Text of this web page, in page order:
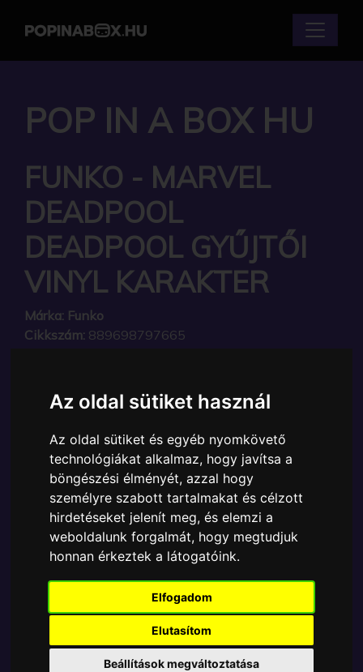
Az oldal sütiket használ
Az oldal sütiket és egyéb nyomkövető
technológiákat alkalmaz, hogy javítsa a
böngészési élményét, azzal hogy
személyre szabott tartalmakat és célzott
hirdetéseket jelenít meg, és elemzi a
weboldalunk forgalmát, hogy megtudjuk
honnan érkeztek a látogatóink.
Elfogadom
Elutasítom
Beállítások megváltoztatása
POP IN A BOX HU
FUNKO - MARVEL
DEADPOOL
DEADPOOL GYŰJTŐI
VINYL KARAKTER
Márka: Funko
Cikkszám: 889698797665
A Funko POP - Marvel egyik népszerű terméke a
karakter, amely ablakos csomagolásban azaz - POP
In a Box - várja új gazdáját.
TOVÁBB A VÁSÁRLÁSRA
Tetszik? Osszd meg másokkal!